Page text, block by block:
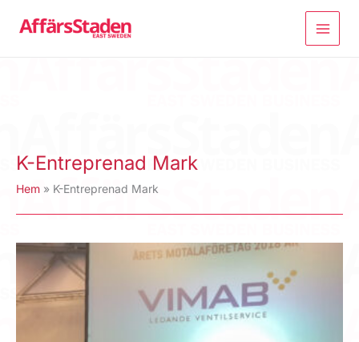
K-Entreprenad Mark
Hem K-Entreprenad Mark